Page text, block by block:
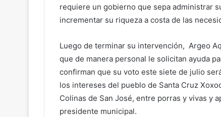
requiere un gobierno que sepa administrar
incrementar su riqueza a costa de las
Luego de terminar su intervención, Argeo
que de manera personal le solicitan ayuda
confirman que su voto este siete de julio
los intereses del pueblo de Santa Cruz
Colinas de San José, entre porras y vivas y
presidente municipal.